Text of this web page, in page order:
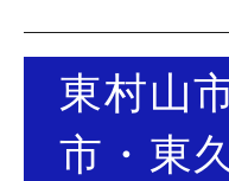
東村山
市・東